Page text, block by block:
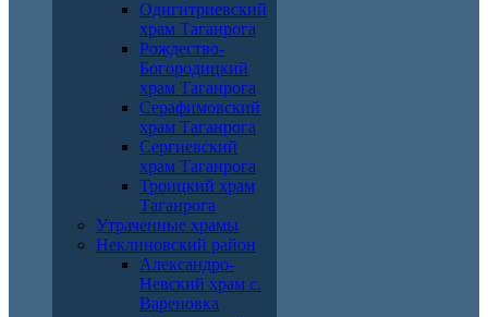
Одигитриевский
храм Таганрога
Рождество-
Богородицкий
храм Таганрога
Серафимовский
храм Таганрога
Сергиевский
храм Таганрога
Троицкий храм
Таганрога
Утраченные храмы
Неклиновский район
Александро-
Невский храм с.
Вареновка